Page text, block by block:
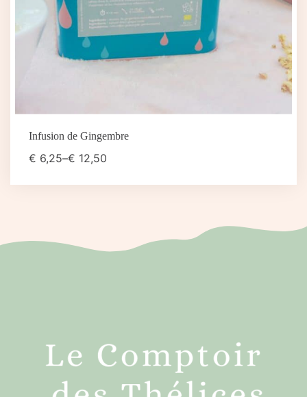
Infusion de Gingembre
€ 6,25–€ 12,50